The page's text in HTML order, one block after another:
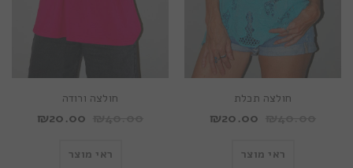
חולצה תכלת
₪20.00
ראי מוצר
חולצה ורודה
₪20.00
ראי מוצר